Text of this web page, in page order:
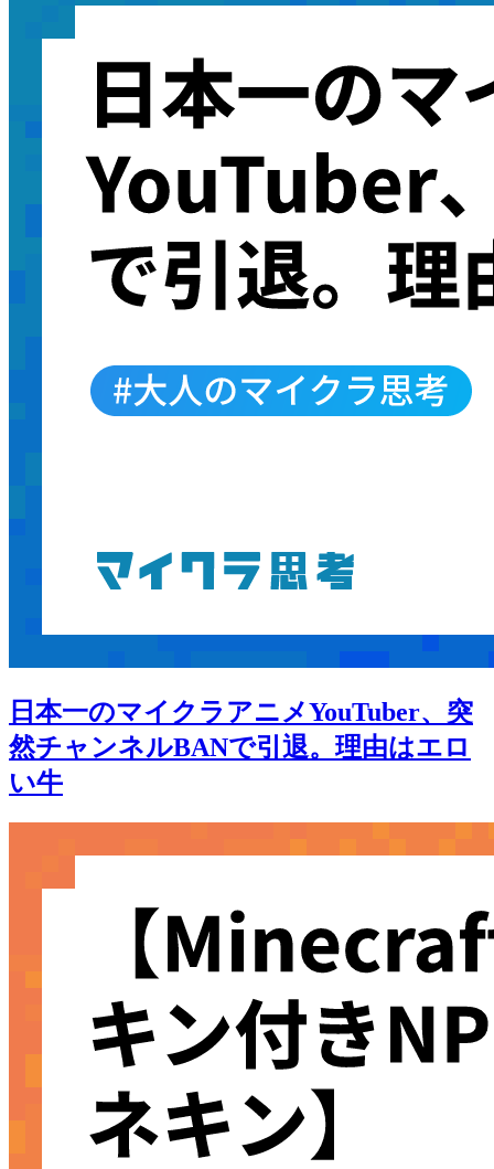
日本一のマイクラアニメYouTuber、突
然チャンネルBANで引退。理由はエロ
い牛